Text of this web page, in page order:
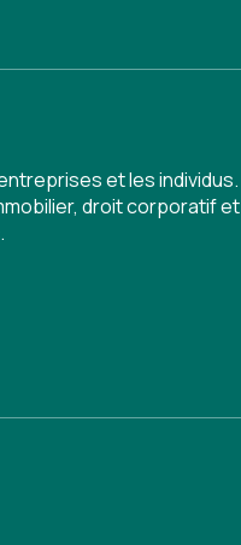
et les individus.
droit corporatif et